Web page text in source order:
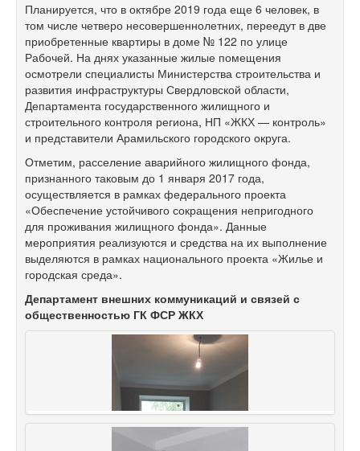
Планируется, что в октябре 2019 года еще 6 человек, в
том числе четверо несовершеннолетних, переедут в две
приобретенные квартиры в доме № 122 по улице
Рабочей. На днях указанные жилые помещения
осмотрели специалисты Министерства строительства и
развития инфраструктуры Свердловской области,
Департамента государственного жилищного и
строительного контроля региона, НП «ЖКХ — контроль»
и представители Арамильского городского округа.
Отметим, расселение аварийного жилищного фонда,
признанного таковым до 1 января 2017 года,
осуществляется в рамках федерального проекта
«Обеспечение устойчивого сокращения непригодного
для проживания жилищного фонда». Данные
мероприятия реализуются и средства на их выполнение
выделяются в рамках национального проекта «Жилье и
городская среда».
Департамент внешних коммуникаций и связей с
общественностью ГК ФСР ЖКХ